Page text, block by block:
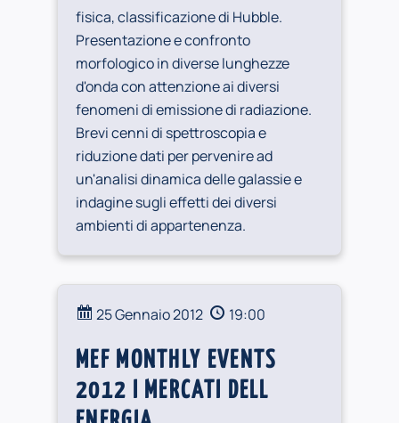
fisica, classificazione di Hubble.
Presentazione e confronto
morfologico in diverse lunghezze
d'onda con attenzione ai diversi
fenomeni di emissione di radiazione.
Brevi cenni di spettroscopia e
riduzione dati per pervenire ad
un'analisi dinamica delle galassie e
indagine sugli effetti dei diversi
ambienti di appartenenza.
25 Gennaio 2012 19:00
MEF MONTHLY EVENTS
2012 I MERCATI DELL